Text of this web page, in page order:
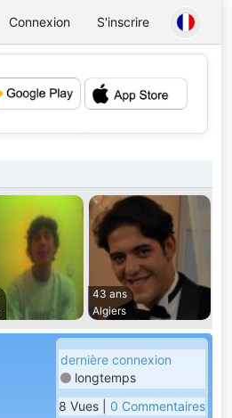
Connexion S'inscrire
43 ans
Algiers
dernière connexion
longtemps
8 Vues | 0 Commentaires